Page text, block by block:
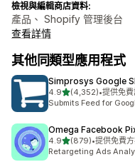
檢視與編輯商店資料:
產品、 Shopify 管理後台
查看詳情
其他同類型應用程式
Simprosys Google
4.9滿分 5 顆星
(4,352)
共有 4352 則評價
•提供免費
Submits Feed for
Omega Facebook
4.9滿分 5 顆星
(879)
共有 879 則評價
•提供免費
Retargeting Ads